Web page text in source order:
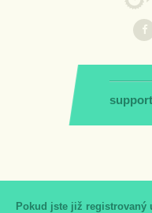
Pokud jste již registrovaný